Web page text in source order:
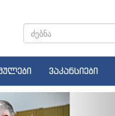
ვაკანსიები